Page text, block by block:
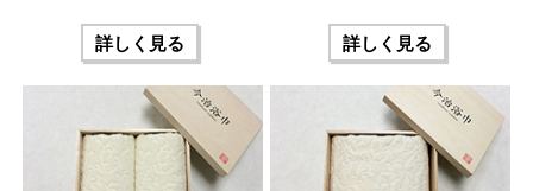
詳しく見る 詳しく見る